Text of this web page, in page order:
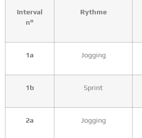
Interval
n°
Rythme
1a Jogging
1b Sprint
2a Jogging